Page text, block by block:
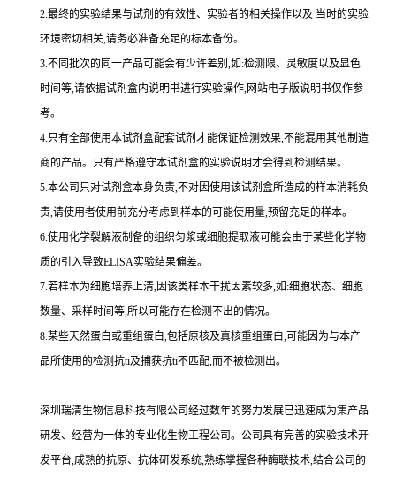
2.最终的实验结果与试剂的有效性、实验者的相关操作以及 当时的实验
环境密切相关,请务必准备充足的标本备份。
3.不同批次的同一产品可能会有少许差别,如:检测限、灵敏度以及显色
时间等,请依据试剂盒内说明书进行实验操作,网站电子版说明书仅作参
考。
4.只有全部使用本试剂盒配套试剂才能保证检测效果,不能混用其他制造
商的产品。只有严格遵守本试剂盒的实验说明才会得到 检测结果。
5.本公司只对试剂盒本身负责,不对因使用该试剂盒所造成的样本消耗负
责,请使用者使用前充分考虑到样本的可能使用量,预留充足的样本。
6.使用化学裂解液制备的组织匀浆或细胞提取液可能会由于某些化学物
质的引入导致ELISA实验结果偏差。
7.若样本为细胞培养上清,因该类样本干扰因素较多,如:细胞状态、细胞
数量、采样时间等,所以可能存在检测不出的情况。
8.某些天然蛋白或重组蛋白,包括原核及真核重组蛋白,可能因为与本产
品所使用的检测抗ti及捕获抗ti不匹配,而不被检测出。
深圳瑞清生物信息科技有限公司经过数年的努力发展已迅速成为集产品
研发、经营为一体的专业化生物工程公司。公司具有完善的实验技术开
发平台,成熟的抗原、抗体研发系统,熟练掌握各种酶联技术,结合公司的